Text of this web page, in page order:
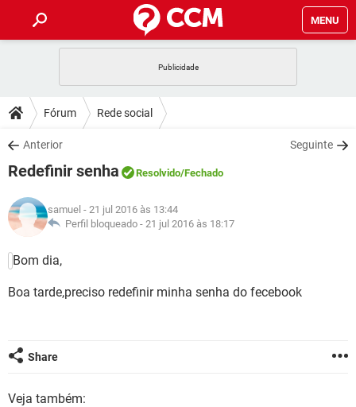
MENU
CELULAR
OUTLOOK
INSTAGRAM GMAIL
GUIA DE COMPRAS
DICAS
JOGOS
INSTAGRAM
DOWNLOADS
JOGOS WHATSAPP
CELULAR
OUTLOOK EXCEL
INSTAGRAM
JOGOS
OUTLOOK
INSTAGRAM GMAIL
GLOSSÁRIO
JOGOS
GUIA DE COMPRAS
Fórum Rede social
Anterior Seguinte
Redefinir senha Resolvido/Fechado
samuel - 21 jul 2016 às 13:44
Perfil bloqueado - 21 jul 2016 às 18:17
Bom dia,
Boa tarde,preciso redefinir minha senha do fecebook
Share
Veja também: